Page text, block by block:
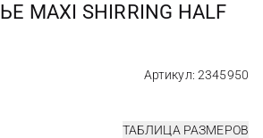
MAXI SHIRRING HALF
Артикул: 2345950
ТАБЛИЦА РАЗМЕРОВ